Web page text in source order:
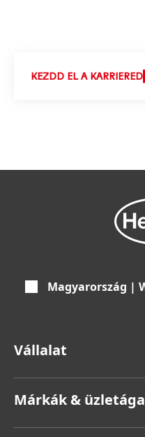
KEZDD EL A KARRIERED
Magyarország |
Vállalat
Márkák &